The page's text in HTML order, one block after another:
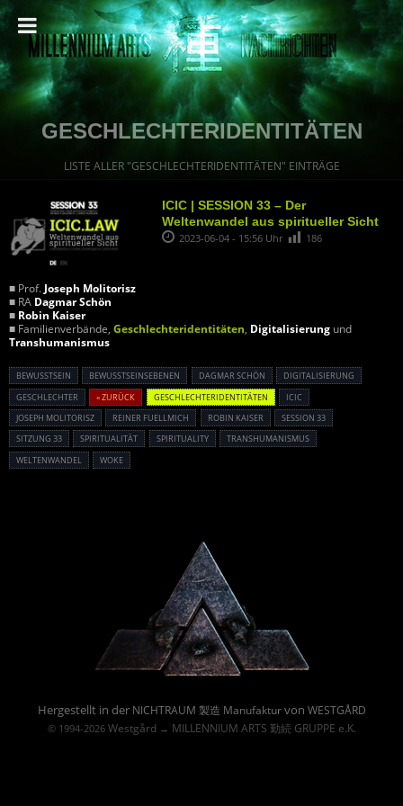
GESCHLECHTERIDENTITÄTEN
LISTE ALLER "GESCHLECHTERIDENTITÄTEN" EINTRÄGE
ICIC | SESSION 33 – Der
Weltenwandel aus spiritueller Sicht
2023-06-04 - 15:56 Uhr 186
■ Prof. Joseph Molitorisz
■ RA Dagmar Schön
■ Robin Kaiser
■ Familienverbände, Geschlechteridentitäten, Digitalisierung und
Transhumanismus
BEWUSSTSEIN BEWUSSTSEINSEBENEN DAGMAR SCHÖN
DIGITALISIERUNG
GESCHLECHTER
« ZURÜCK GESCHLECHTERIDENTITÄTEN
ICIC
JOSEPH MOLITORISZ
REINER FUELLMICH ROBIN KAISER
SESSION 33
SITZUNG 33
SPIRITUALITÄT SPIRITUALITY
TRANSHUMANISMUS
WELTENWANDEL
WOKE
Hergestellt in der NICHTRAUM 製造 Manufakturvon WESTGÅRD
© 1994-2026 Westgård→ MILLENNIUM ARTS 勤続 GRUPPE e.K.
Powered By :